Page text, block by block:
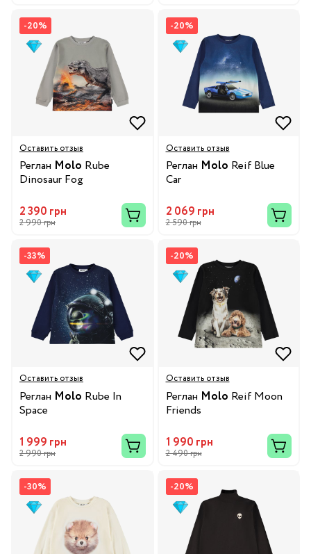
-20%
Оставить отзыв
Реглан Molo Rube
Dinosaur Fog
2 390 грн
2 990 грн
-20%
Оставить отзыв
Реглан Molo Reif Blue
Car
2 069 грн
2 590 грн
-33%
Оставить отзыв
Реглан Molo Rube In
Space
1 999 грн
2 990 грн
-20%
Оставить отзыв
Реглан Molo Reif Moon
Friends
1 990 грн
2 490 грн
-30% -20%